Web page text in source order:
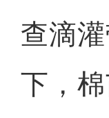
查滴
下，